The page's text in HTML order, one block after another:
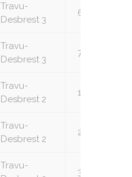
Travu-
Desbrest 3
6
Travu-
Desbrest 3
7
Travu-
Desbrest 2
1
Travu-
Desbrest 2
2
Travu-
3